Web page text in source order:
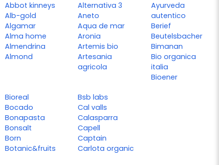
Abbot kinneys
Alb-gold
Algamar
Alma home
Almendrina
Almond
Alternativa 3
Aneto
Aqua de mar
Aronia
Artemis bio
Artesania
agricola
Ayurveda
autentico
Berief
Beutelsbacher
Bimanan
Bio organica
italia
Bioener
Bioreal
Bocado
Bonapasta
Bonsalt
Born
Botanic&fruits
Bsb labs
Cal valls
Calasparra
Capell
Captain
Carlota organic